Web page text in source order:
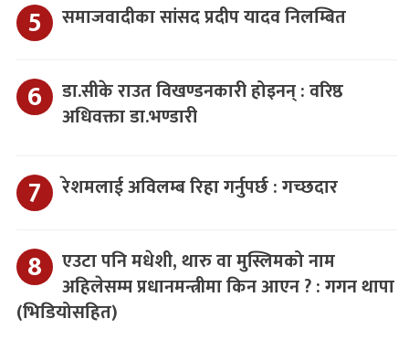
समाजवादीका सांसद प्रदीप यादव निलम्बित
डा.सीके राउत विखण्डनकारी होइनन् : वरिष्ठ
अधिवक्ता डा.भण्डारी
रेशमलाई अविलम्ब रिहा गर्नुपर्छ : गच्छदार
एउटा पनि मधेशी, थारु वा मुस्लिमको नाम
अहिलेसम्म प्रधानमन्त्रीमा किन आएन ? : गगन थापा
(भिडियोसहित)